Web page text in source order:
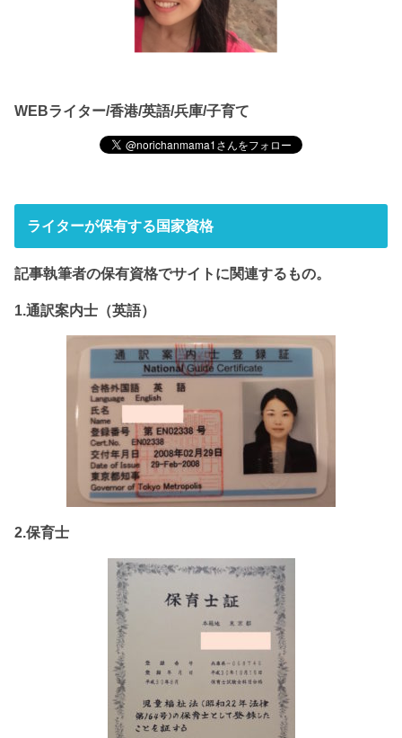
WEBライター/香港/英語/兵庫/子育て
ライターが保有する国家資格
記事執筆者の保有資格でサイト に関連するもの。
1.通訳案内士（英語）
2.保育士